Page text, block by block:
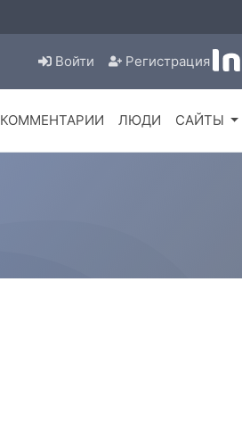
Войти Регистрация
КОММЕНТАРИИ ЛЮДИ САЙТЫ